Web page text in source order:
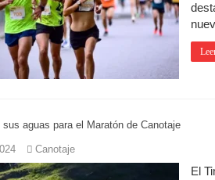
Opinión: Buscando una mejor
Cédulas de identidad: residentes
sus aguas para el Maratón de Canotaje
Canotaje
El